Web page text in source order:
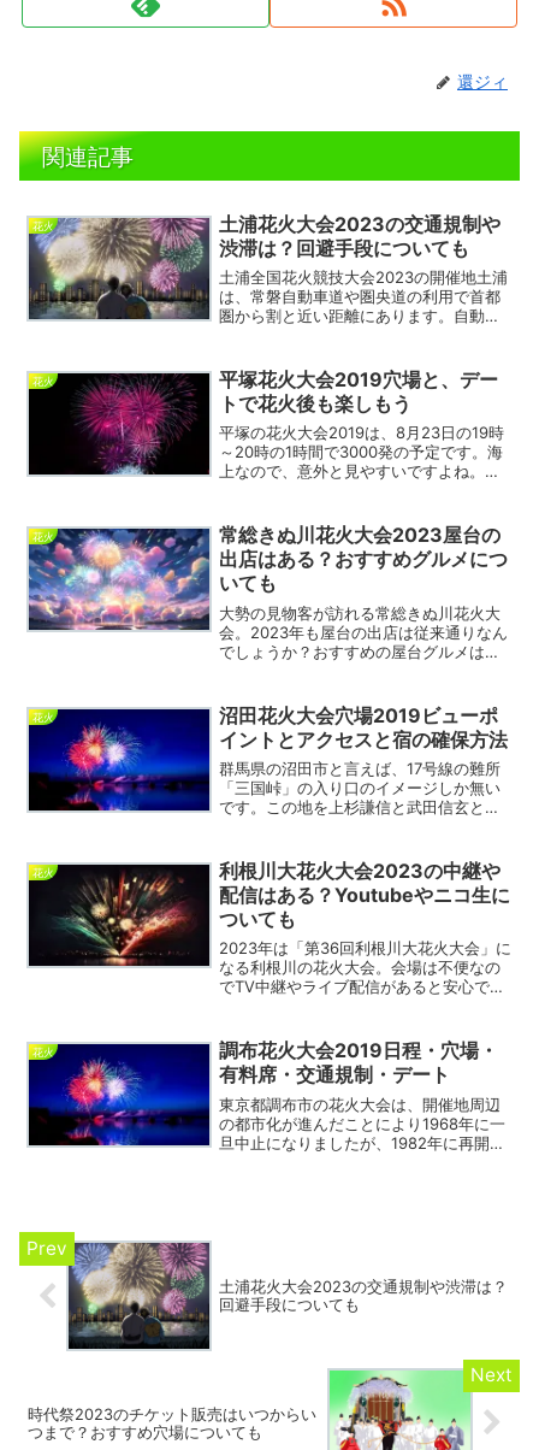
還ジィ
関連記事
花火
土浦花火大会2023の交通規制や
渋滞は？回避手段についても
土浦全国花火競技大会2023の開催地土浦
は、常磐自動車道や圏央道の利用で首都
圏から割と近い距離にあります。自動車
制や渋滞回避などについても調べてみま
す。土浦花火大会20...
花火
平塚花火大会2019穴場と、デー
トで花火後も楽しもう
平塚の花火大会2019は、8月23日の19時
～20時の1時間で3000発の予定です。海
上なので、意外と見やすいですよね。こ
オススメな穴場を提案してみました。平
塚花火大会...
花火
常総きぬ川花火大会2023屋台の
出店はある？おすすめグルメにつ
いても
大勢の見物客が訪れる常総きぬ川花火大
会。2023年も屋台の出店は従来通りなん
でしょうか？おすすめの屋台グルメはど
大会2023屋台の出店リストは？ この投
稿をInstag...
花火
沼田花火大会穴場2019ビューポ
イントとアクセスと宿の確保方法
群馬県の沼田市と言えば、17号線の難所
「三国峠」の入り口のイメージしか無い
です。この地を上杉謙信と武田信玄と北
すべく2013年に復活した「沼田花火開
会」です。沼田花火大...
花火
利根川大花火大会2023の中継や
配信はある？Youtubeやニコ生に
ついても
2023年は「第36回利根川大花火大会」に
なる利根川の花火大会。会場は不便なの
でTV中継やライブ配信があると安心です
すごいですしね。そういった事も含めて
中継や配信につい...
花火
調布花火大会2019日程・穴場・
有料席・交通規制・デート
東京都調布市の花火大会は、開催地周辺
の都市化が進んだことにより1968年に一
旦中止になりましたが、1982年に再開さ
土浦花火大会2023の交通規制や渋滞は？
回避手段についても
時代祭2023のチケット販売はいつからい
つまで？おすすめ穴場についても